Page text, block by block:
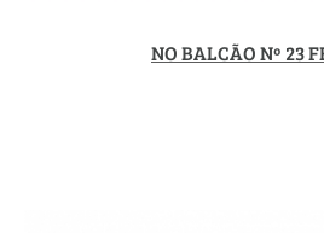
NO BALCÃO Nº 23